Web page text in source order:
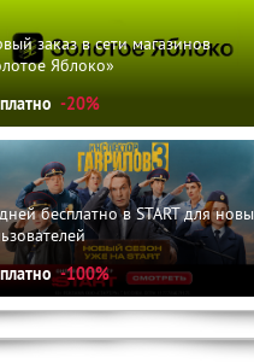
заказ в сети магазинов
Яблоко»
-20%
бесплатно в START для
-100%